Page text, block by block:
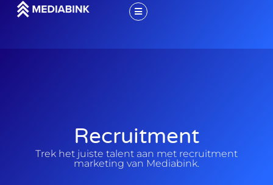
Recruitment
Trek het juiste talent aan met recruitment
marketing van Mediabink.